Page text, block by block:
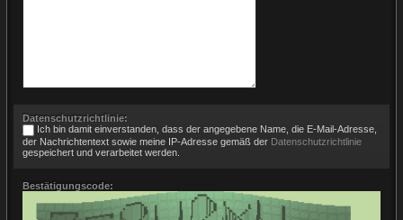
Datenschutzrichtlinie:
Ich bin damit einverstanden, dass der angegebene Name, die E-Mail-Adresse,
der Nachrichtentext sowie meine IP-Adresse gemäß der Datenschutzrichtlinie
gespeichert und verarbeitet werden.
Bestätigungscode: